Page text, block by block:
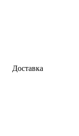
Доставка